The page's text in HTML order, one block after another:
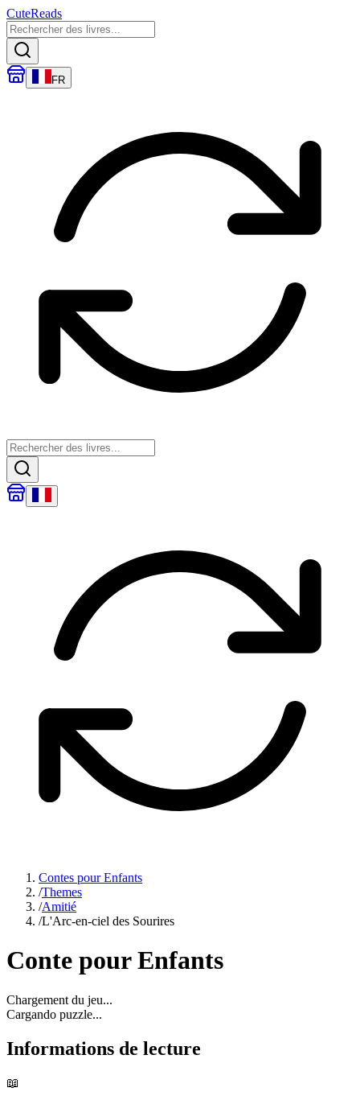
CuteReads
FR
Contes pour Enfants
/Themes
/Amitié
/L'Arc-en-ciel des Sourires
Conte pour Enfants
Chargement du jeu...
Cargando puzzle...
Informations de lecture
📖